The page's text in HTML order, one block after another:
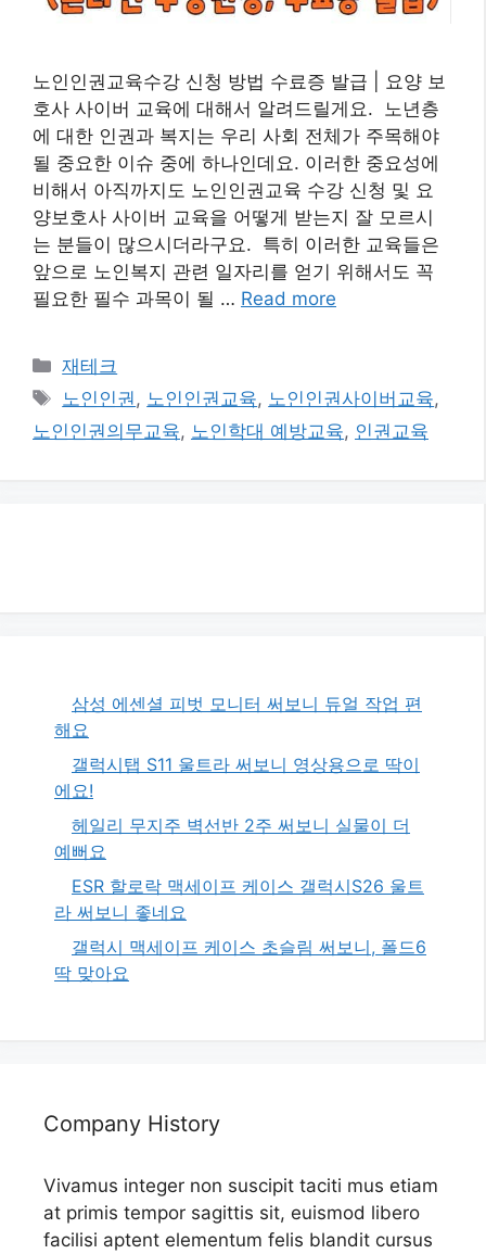
노인인권교육수강 신청 방법 수료증 발급 | 요양 보
호사 사이버 교육에 대해서 알려드릴게요. 노년층
에 대한 인권과 복지는 우리 사회 전체가 주목해야
될 중요한 이슈 중에 하나인데요. 이러한 중요성에
비해서 아직까지도 노인인권교육 수강 신청 및 요
양보호사 사이버 교육을 어떻게 받는지 잘 모르시
는 분들이 많으시더라구요. 특히 이러한 교육들은
앞으로 노인복지 관련 일자리를 얻기 위해서도 꼭
필요한 필수 과목이 될 … Read more
카
테
리
재테크
태
그
노인인권 , 노인인권교육, 노인인권사이버교육,
노인인권의무교육, 노인학대 예방교육, 인권교육
삼성 에센셜 피벗 모니터 써보니 듀얼 작업 편
해요
갤럭시탭 S11 울트라 써보니 영상용으로 딱이
에요!
헤일리 무지주 벽선반 2주 써보니 실물이 더
예뻐요
ESR 할로락 맥세이프 케이스 갤럭시S26 울트
라 써보니 좋네요
갤럭시 맥세이프 케이스 초슬림 써보니, 폴드6
딱 맞아요
Company History
Vivamus integer non suscipit taciti mus etiam
at primis tempor sagittis sit, euismod libero
facilisi aptent elementum felis blandit cursus